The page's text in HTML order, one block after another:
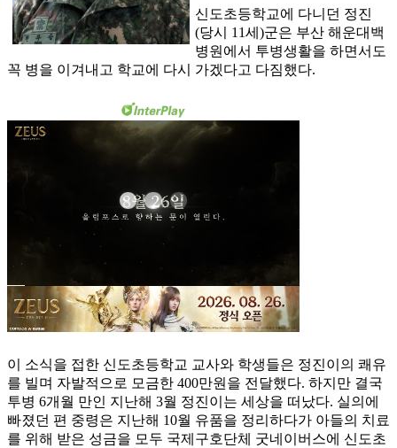
신도초등학교에 다니던 정진
(당시 11세)군은 부산 해운대백
병원에서 투병생활을 하면서도
꼭 병을 이겨내고 학교에 다시 가겠다고 다짐했다.
이 소식을 접한 신도초등학교 교사와 학생들은 정진이의 쾌유
를 빌며 자발적으로 모금한 400만원을 전달했다. 하지만 결국
투병 6개월 만인 지난해 3월 정진이는 세상을 떠났다. 실의에
빠졌던 편 중령은 지난해 10월 유품을 정리하다가 아들의 치료
를 위해 받은 성금을 모두 국제구호단체 굿네이버스에 신도초